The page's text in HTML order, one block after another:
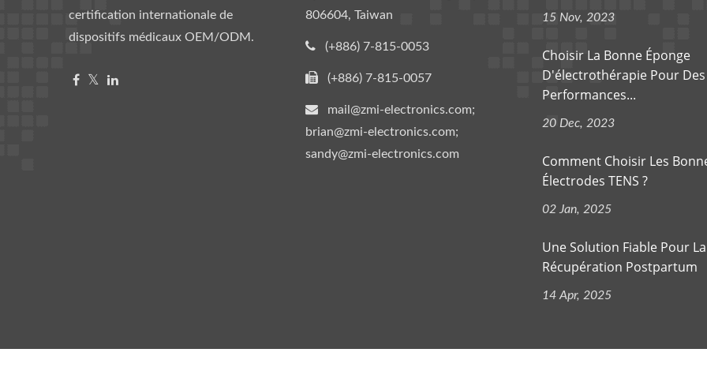
certification internationale de
dispositifs médicaux OEM/ODM.
806604, Taiwan
(+886) 7-815-0053
(+886) 7-815-0057
mail@zmi-electronics.com;
brian@zmi-electronics.com;
sandy@zmi-electronics.com
15 Nov, 2023
Choisir La Bonne Éponge
D'électrothérapie Pour Des
Performances...
20 Dec, 2023
Comment Choisir Les
Électrodes TENS ?
02 Jan, 2025
Une Solution Fiable Pour La
Récupération Postpartum
14 Apr, 2025